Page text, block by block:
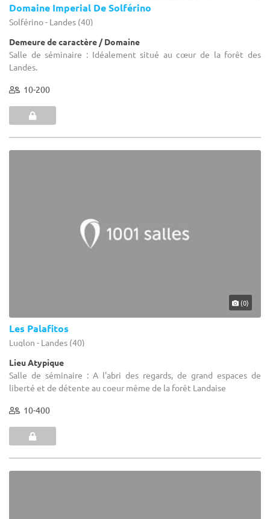
Domaine Imperial De Solférino
Solférino - Landes (40)
Demeure de caractère / Domaine
Salle de séminaire : Idéalement situé au cœur de la forêt des
Landes.
10-200
(0)
Les Palafitos
Luglon - Landes (40)
Lieu Atypique
Salle de séminaire : A l'abri des regards, de grand espaces de
liberté et de détente au coeur même de la forêt Landaise
10-400